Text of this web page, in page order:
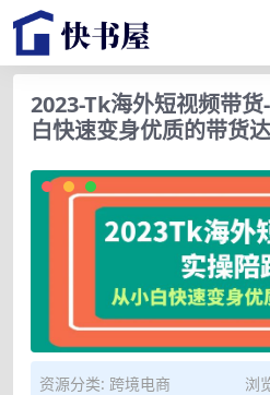
2023-Tk海外短视频带
白快速变身优质的带货达
资源分类: 跨境电商
浏